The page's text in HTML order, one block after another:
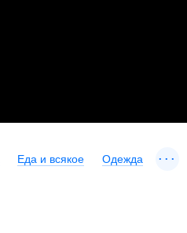
Еда и всякое Одежда ...